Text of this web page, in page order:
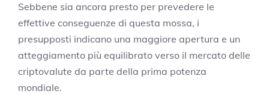
Sebbene sia ancora presto per prevedere le
effettive conseguenze di questa mossa, i
presupposti indicano una maggiore apertura e un
atteggiamento più equilibrato verso il mercato delle
criptovalute da parte della prima potenza
mondiale.